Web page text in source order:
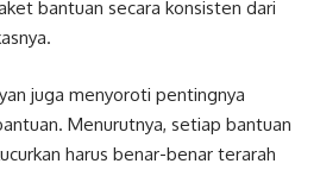
bantuan secara konsisten dari
juga menyoroti pentingnya
Menurutnya, setiap bantuan
harus benar-benar terarah